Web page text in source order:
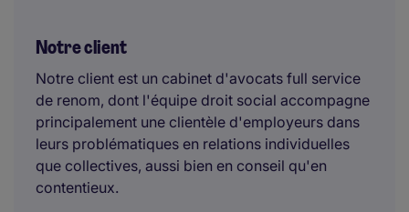
Notre client
Notre client est un cabinet d'avocats full service
de renom, dont l'équipe droit social accompagne
principalement une clientèle d'employeurs dans
leurs problématiques en relations individuelles
que collectives, aussi bien en conseil qu'en
contentieux.